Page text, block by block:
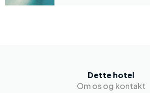
Dette hotel
Om os og kontakt